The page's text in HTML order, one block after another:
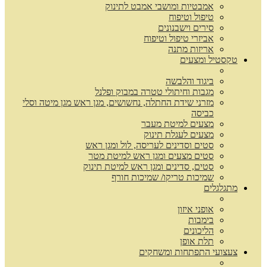
אמבטיות ומושבי אמבט לתינוק
טיפול וטיפוח
סירים וישבנונים
אביזרי טיפול וטיפוח
אריזות מתנה
טקסטיל ומצעים
ביגוד והלבשה
מגבות וחיתולי טטרה במבוק ופלנל
מזרני שידת החתלה, נחשושים, מגן ראש מגן מיטה וסלי
כביסה
מצעים למיטת מעבר
מצעים לעגלת תינוק
סטים וסדינים לעריסה, לול ומגן ראש
סטים מצעים ומגן ראש למיטת מטר
סטים, סדינים ומגן ראש למיטת תינוק
שמיכות טריקו/ שמיכות חורף
מתגלגלים
אופני איזון
בימבות
הליכונים
תלת אופן
צעצועי התפתחות ומשחקים